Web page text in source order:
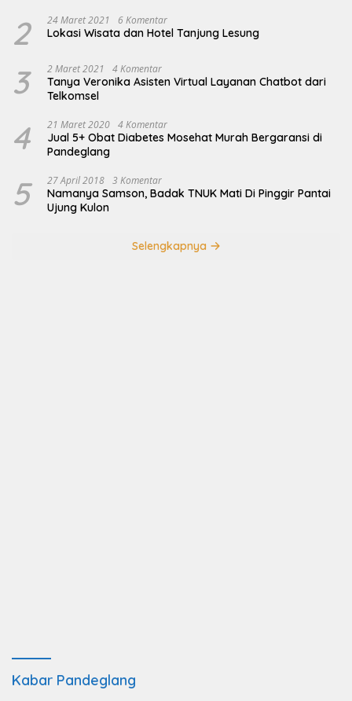
2 24 Maret 2021 6 Komentar
Lokasi Wisata dan Hotel Tanjung Lesung
3 2 Maret 2021 4 Komentar
Tanya Veronika Asisten Virtual Layanan Chatbot dari
Telkomsel
4 21 Maret 2020 4 Komentar
Jual 5+ Obat Diabetes Mosehat Murah Bergaransi di
Pandeglang
5 27 April 2018 3 Komentar
Namanya Samson, Badak TNUK Mati Di Pinggir Pantai
Ujung Kulon
Selengkapnya
Kabar Pandeglang